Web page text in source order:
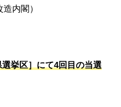
内閣）
挙区］にて4回目の当選